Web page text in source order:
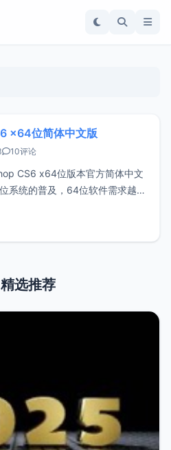
x64位简体中文版
10评论
CS6 x64位版本官方简体中文
系统的普及，64位软件需求越来
位版本，能够加快图片的处理
C
精选推荐